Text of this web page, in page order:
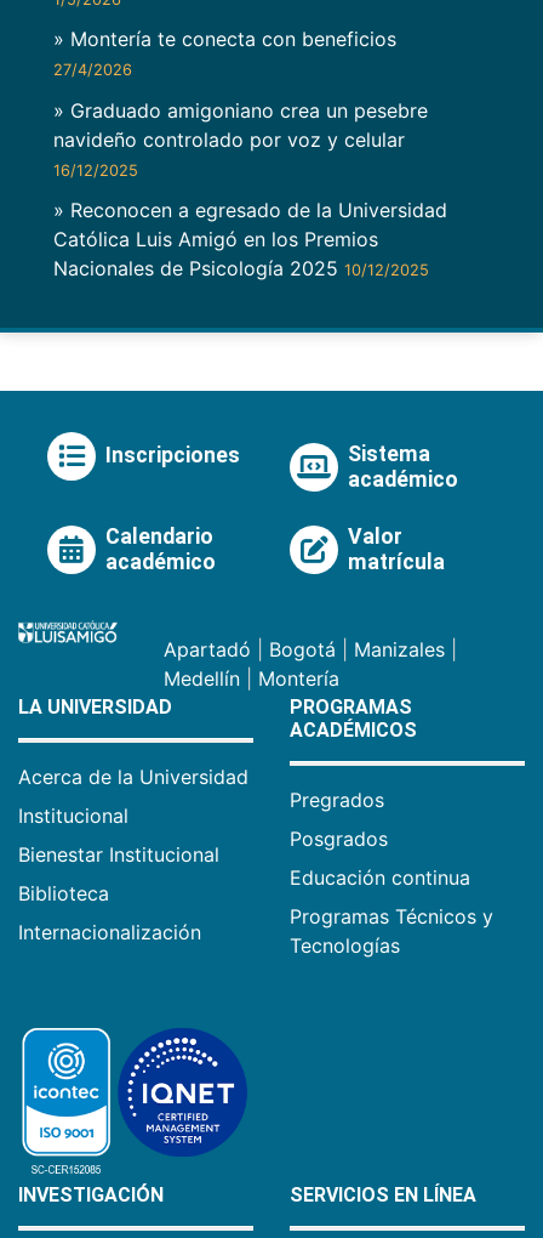
» Montería te conecta con beneficios
27/4/2026
» Graduado amigoniano crea un pesebre
navideño controlado por voz y celular
16/12/2025
» Reconocen a egresado de la Universidad
Católica Luis Amigó en los Premios
Nacionales de Psicología 2025 10/12/2025
Inscripciones
Sistema
académico
Calendario
académico
Valor
matrícula
Apartadó Bogotá Manizales
Medellín
Montería
LA UNIVERSIDAD
Acerca de la Universidad
Institucional
Bienestar Institucional
Biblioteca
Internacionalización
PROGRAMAS
ACADÉMICOS
Pregrados
Posgrados
Educación continua
Programas Técnicos y
Tecnologías
INVESTIGACIÓN SERVICIOS EN LÍNEA